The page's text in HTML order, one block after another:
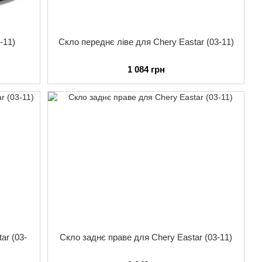
11) Скло переднє ліве для Chery Eastar (03-11)
1 084 грн
(03- Скло заднє праве для Chery Eastar (03-11)